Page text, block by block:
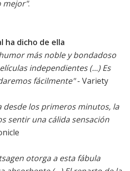
mejor".
ha dicho de ella
más noble y bondadoso
independientes (...) Es
fácilmente"- Variety
desde los primeros minutos, la
sentir una cálida sensación
otorga a esta fábula